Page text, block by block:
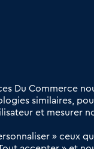
Du Commerce
similaires,
et mesurer
» ceux